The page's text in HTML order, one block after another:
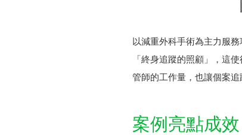
以減重外科手術為主力服
「終身追蹤的照顧」，這
管師的工作量，也讓個案追
案例亮點成效